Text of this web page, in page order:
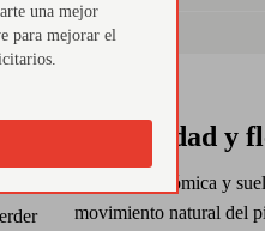
Comodidad y
Plantilla anatómica y
movimiento natural del
una mejor
para mejorar el